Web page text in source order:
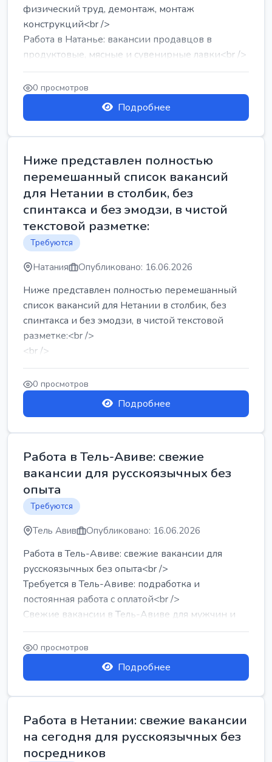
физический труд, демонтаж, монтаж
конструкций<br />
Работа в Натанье: вакансии продавцов в
продуктовые, мясные и сувенирные лавки<br />
Разнорабочий на сборку м...
0 просмотров
Подробнее
Ниже представлен полностью
перемешанный список вакансий
для Нетании в столбик, без
спинтакса и без эмодзи, в чистой
текстовой разметке:
Требуются
Натания Опубликовано: 16.06.2026
Ниже представлен полностью перемешанный
список вакансий для Нетании в столбик, без
спинтакса и без эмодзи, в чистой текстовой
разметке:<br />
<br />
Работа в Нетании на мебельном производстве:
требу...
0 просмотров
Подробнее
Работа в Тель-Авиве: свежие
вакансии для русскоязычных без
опыта
Требуются
Тель Авив Опубликовано: 16.06.2026
Работа в Тель-Авиве: свежие вакансии для
русскоязычных без опыта<br />
Требуется в Тель-Авиве: подработка и
постоянная работа с оплатой<br />
Свежие вакансии в Тель-Авиве для мужчин и
женщин от хозя...
0 просмотров
Подробнее
Работа в Нетании: свежие вакансии
на сегодня для русскоязычных без
посредников